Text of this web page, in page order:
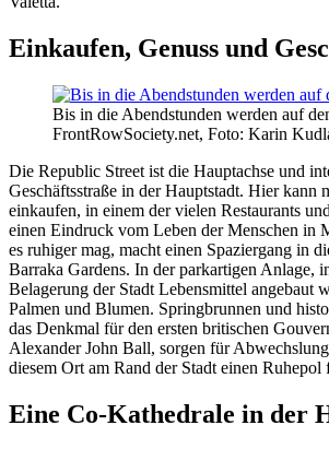
Einkaufen, Genuss und
Bis in die Abendstunden werden auf
FrontRowSociety.net, Foto: Karin
Die Republic Street ist die Hauptachse und
Geschäftsstraße in der Hauptstadt. Hier kann
einkaufen, in einem der vielen Restaurants
einen Eindruck vom Leben der Menschen in
es ruhiger mag, macht einen Spaziergang in
Barraka Gardens. In der parkartigen Anlage,
Belagerung der Stadt Lebensmittel angebaut
Palmen und Blumen. Springbrunnen und
das Denkmal für den ersten britischen
Alexander John Ball, sorgen für
diesem Ort am Rand der Stadt einen Ruhepol
Eine Co-Kathedrale in der